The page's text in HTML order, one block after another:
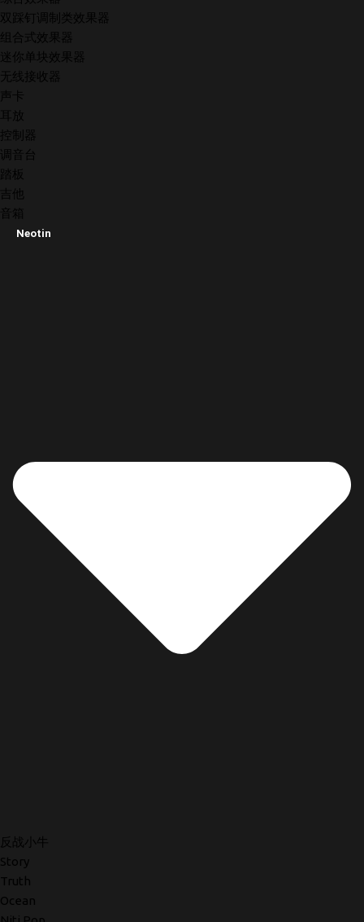
双踩钉调制类效果器
组合式效果器
迷你单块效果器
无线接收器
声卡
耳放
控制器
调音台
踏板
吉他
音箱
Neotin
反战小牛
Story
Truth
Ocean